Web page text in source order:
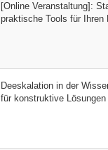
[Online Veranstaltung]:
praktische Tools für Ihren
Deeskalation in der
für konstruktive